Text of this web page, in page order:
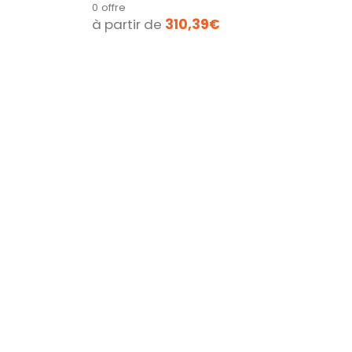
0 offre
à partir de 310,39€